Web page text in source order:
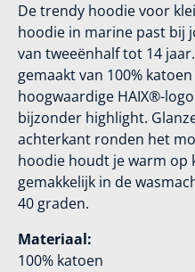
De trendy hoodie voor
hoodie in marine past bij
van tweeënhalf tot 14
gemaakt van 100%
hoogwaardige HAIX®-
bijzonder highlight.
achterkant ronden het
hoodie houdt je warm op
gemakkelijk in de
40 graden.
Materiaal:
100% katoen